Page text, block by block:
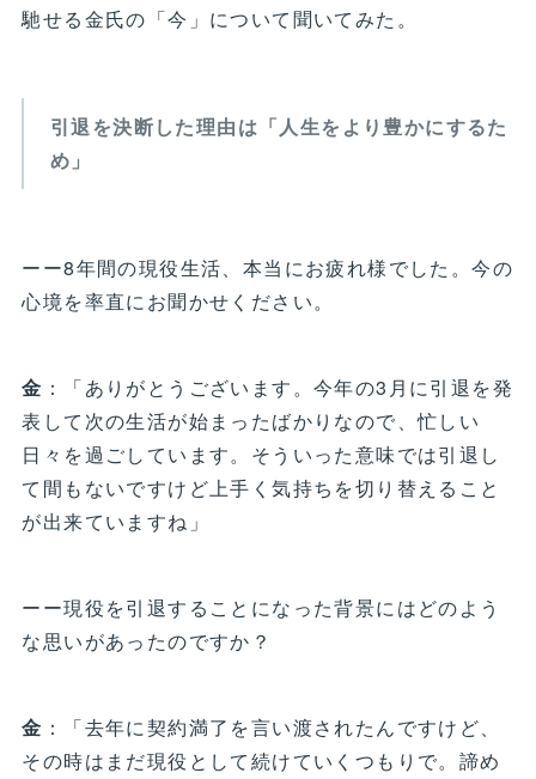
馳せる金氏の「今」について聞いてみた。
引退を決断した理由は「人生をより豊かにするた
め」
ーー8年間の現役生活、本当にお疲れ様でした。今の
心境を率直にお聞かせください。
金 ：「ありがとうございます。今年の3月に引退を発
表して次の生活が始まったばかりなので、忙しい
日々を過ごしています。そういった意味では引退し
て間もないですけど上手く気持ちを切り替えること
が出来ていますね」
ーー現役を引退することになった背景にはどのよう
な思いがあったのですか？
金 ：「去年に契約満了を言い渡されたんですけど、
その時はまだ現役として続けていくつもりで。諦め